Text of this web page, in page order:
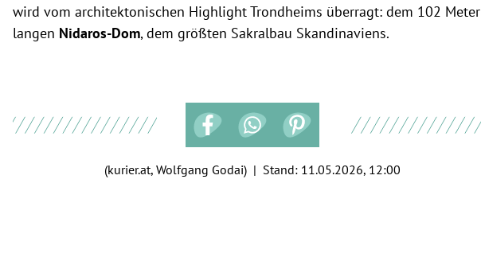
wird vom architektonischen Highlight Trondheims überragt: dem 102 Meter
langen Nidaros-Dom, dem größten Sakralbau Skandinaviens.
(kurier.at, Wolfgang Godai) | Stand: 11.05.2026, 12:00